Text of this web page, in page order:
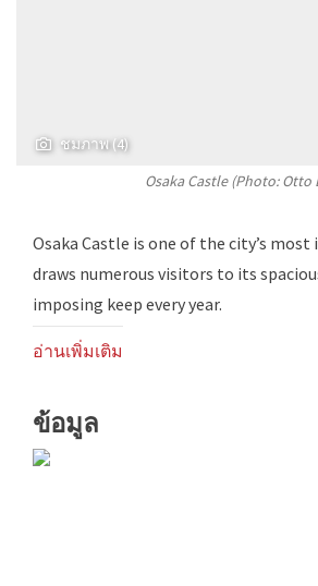
ชมภาพ (4)
Osaka Castle (Photo:Otto
Osaka Castle is one of the city’s most
draws numerous visitors to its
imposing keep every year.
อ่านเพิ่มเติม
ข้อมูล